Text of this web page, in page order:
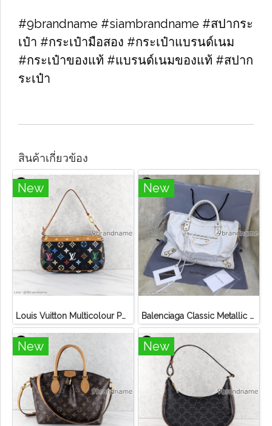
#9brandname #siambrandname #สปากระ
เป๋า #กระเป๋ามือสอง #กระเป๋าแบรนด์เนม
#กระเป๋าของแท้ #แบรนด์เนมของแท้ #สปาก
ระเป๋า
สินค้าเกี่ยวข้อง
New
Louis Vuitton Multicolour Pochette Canvas
New
Balenciaga Classic Metallic Edge City Bag
New New